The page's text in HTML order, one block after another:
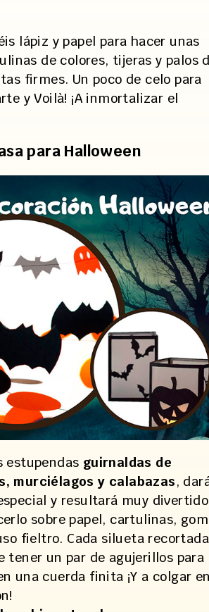
lápiz y papel para hacer unas
de colores, tijeras y palos
firmes. Un poco de celo para
y Voilà! ¡A inmortalizar el
para Halloween
estupendas guirnaldas de
murciélagos y calabazas,
y resultará muy
sobre papel, cartulinas,
fieltro. Cada silueta recortada
tener un par de agujerillos para
una cuerda finita ¡Y a colgar